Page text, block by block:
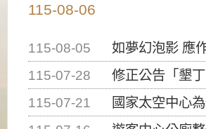
115-08-06
115-08-05
如夢幻泡影 應
115-07-28
修正公告「墾丁國家公園限制水域遊憩活動之種類
115-07-21
國家太空中心為辦理2026台灣盃火箭競賽，陸、海、空